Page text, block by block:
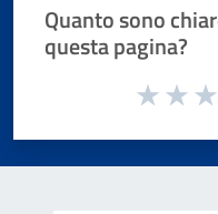
Quanto sono
questa pagina?
Valuta da 1 a 5 stelle la